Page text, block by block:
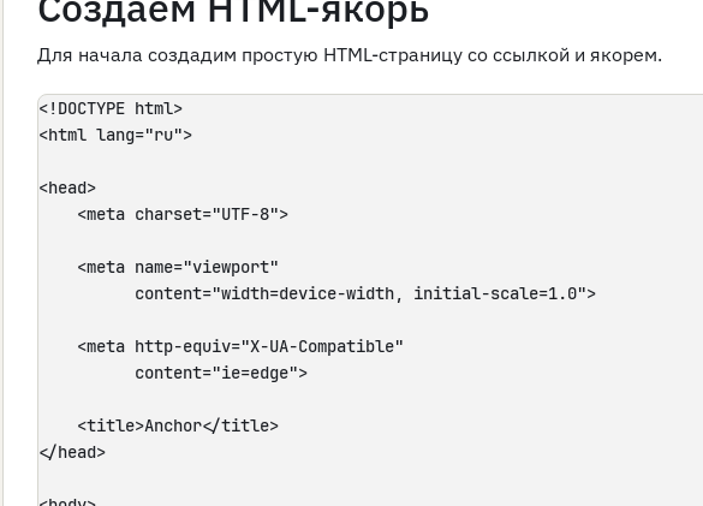
Для начала создадим простую HTML-страницу со ссылкой и якорем.
<!DOCTYPE html>
<html lang="ru">
<head>
    <meta charset="UTF-8">
    <meta name="viewport"
          content="width=device-width, initial-scale=1.0">
    <meta http-equiv="X-UA-Compatible"
          content="ie=edge">
    <title>Anchor</title>
</head>